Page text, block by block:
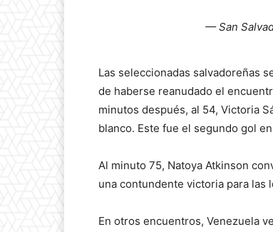
— San
Las seleccionadas salvadoreñas
de haberse reanudado el
minutos después, al 54, Victoria
blanco. Este fue el segundo gol
Al minuto 75, Natoya Atkinson
una contundente victoria para las
En otros encuentros, Venezuela